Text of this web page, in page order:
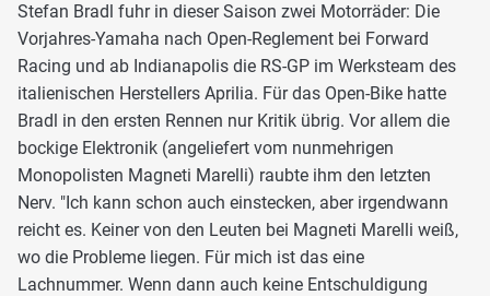
Stefan Bradl fuhr in dieser Saison zwei Motorräder: Die
Vorjahres-Yamaha nach Open-Reglement bei Forward
Racing und ab Indianapolis die RS-GP im Werksteam des
italienischen Herstellers Aprilia. Für das Open-Bike hatte
Bradl in den ersten Rennen nur Kritik übrig. Vor allem die
bockige Elektronik (angeliefert vom nunmehrigen
Monopolisten Magneti Marelli) raubte ihm den letzten
Nerv. "Ich kann schon auch einstecken, aber irgendwann
reicht es. Keiner von den Leuten bei Magneti Marelli weiß,
wo die Probleme liegen. Für mich ist das eine
Lachnummer. Wenn dann auch keine Entschuldigung